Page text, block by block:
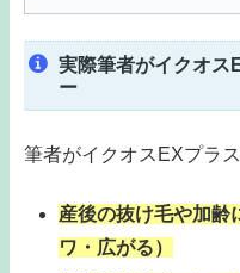
実際筆者がイクオス
ー
筆者がイクオスEXプラ
産後の抜け毛や加齢
ワ・広がる）